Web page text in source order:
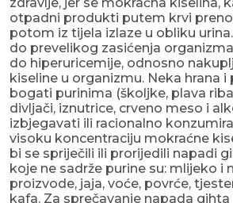
otpadni produkti putem krvi
potom iz tijela izlaze u obliku
do prevelikog zasićenja
do hiperuricemije, odnosno
kiseline u organizmu. Neka hrana
bogati purinima (školjke, plava
divljači, iznutrice, crveno meso i
izbjegavati ili racionalno
visoku koncentraciju mokraćne
bi se spriječili ili prorijedili napadi
koje ne sadrže purine su: mlijeko i
proizvode, jaja, voće, povrće,
kafa. Za sprečavanje napada